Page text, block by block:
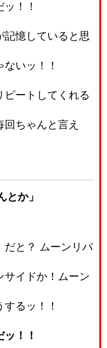
！！
記憶していると思
いッ！！
ートしてくれる
ちゃんと言え
か」
と？ ムーンリバ
サイドか！ムーン
るッ！！
！！